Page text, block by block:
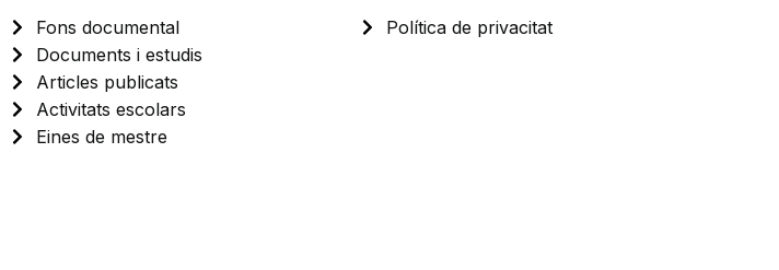
Fons documental
Documents i estudis
Articles publicats
Activitats escolars
Eines de mestre
Política de privacitat